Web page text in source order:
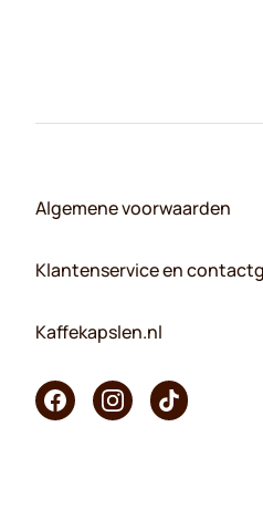
Algemene voorwaarden
Klantenservice en
Kaffekapslen.nl